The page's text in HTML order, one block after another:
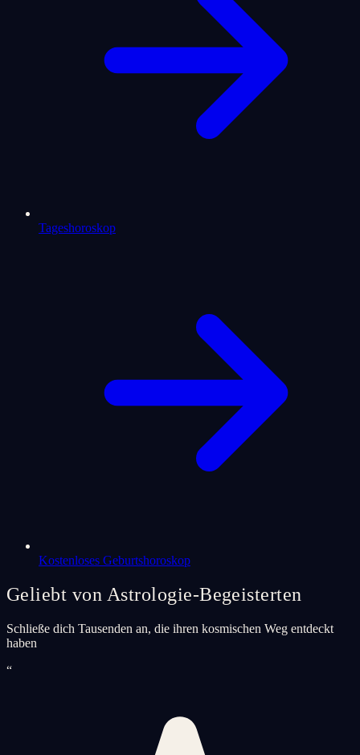
Tageshoroskop
Kostenloses Geburtshoroskop
Geliebt von Astrologie-Begeisterten
Schließe dich Tausenden an, die ihren kosmischen Weg entdeckt
haben
“